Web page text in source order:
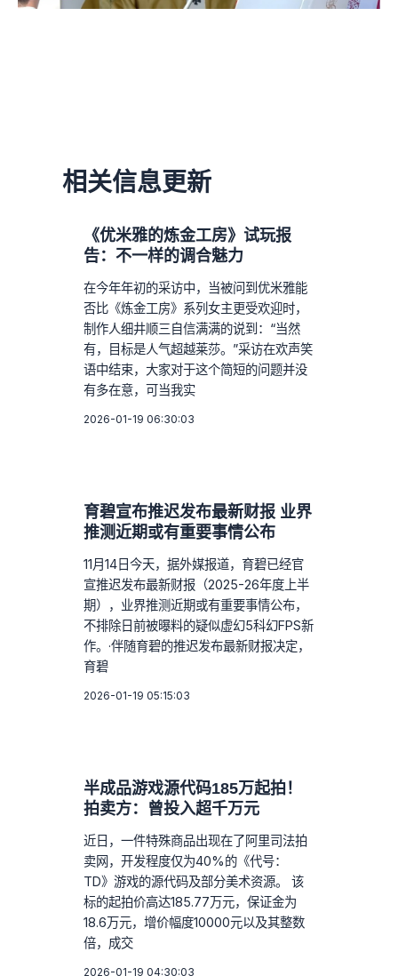
相关信息更新
《优米雅的炼金工房》试玩报
告：不一样的调合魅力
在今年年初的采访中，当被问到优米雅能
否比《炼金工房》系列女主更受欢迎时，
制作人细井顺三自信满满的说到：“当然
有，目标是人气超越莱莎。”采访在欢声笑
语中结束，大家对于这个简短的问题并没
有多在意，可当我实
2026-01-19 06:30:03
育碧宣布推迟发布最新财报 业界
推测近期或有重要事情公布
11月14日今天，据外媒报道，育碧已经官
宣推迟发布最新财报（2025-26年度上半
期），业界推测近期或有重要事情公布，
不排除日前被曝料的疑似虚幻5科幻FPS新
作。·伴随育碧的推迟发布最新财报决定，
育碧
2026-01-19 05:15:03
半成品游戏源代码185万起拍！
拍卖方：曾投入超千万元
近日，一件特殊商品出现在了阿里司法拍
卖网，开发程度仅为40%的《代号：
TD》游戏的源代码及部分美术资源。 该
标的起拍价高达185.77万元，保证金为
18.6万元，增价幅度10000元以及其整数
倍，成交
2026-01-19 04:30:03